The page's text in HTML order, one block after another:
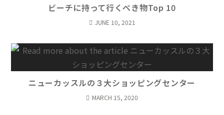
ビーチに持って行くべき物Top 10
JUNE 10, 2021
ニューカッスルの３大ショッピングセンター
MARCH 15, 2020